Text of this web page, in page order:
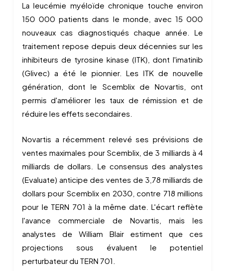
La leucémie myéloïde chronique touche environ
150 000 patients dans le monde, avec 15 000
nouveaux cas diagnostiqués chaque année. Le
traitement repose depuis deux décennies sur les
inhibiteurs de tyrosine kinase (ITK), dont l'imatinib
(Glivec) a été le pionnier. Les ITK de nouvelle
génération, dont le Scemblix de Novartis, ont
permis d'améliorer les taux de rémission et de
réduire les effets secondaires.
Novartis a récemment relevé ses prévisions de
ventes maximales pour Scemblix, de 3 milliards à 4
milliards de dollars. Le consensus des analystes
(Evaluate) anticipe des ventes de 3,78 milliards de
dollars pour Scemblix en 2030, contre 718 millions
pour le TERN 701 à la même date. L'écart reflète
l'avance commerciale de Novartis, mais les
analystes de William Blair estiment que ces
projections sous évaluent le potentiel
perturbateur du TERN 701.